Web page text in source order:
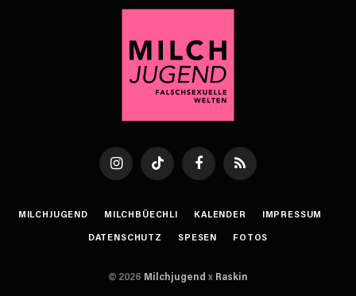
InstagramTikTok FacebookRSS
MILCHJUGEND MILCHBÜECHLI KALENDER
IMPRESSUM
DATENSCHUTZ
SPESEN FOTOS
© 2026 Milchjugend x Raskin